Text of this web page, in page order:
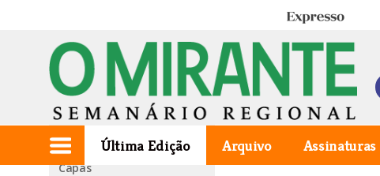
Expresso
Última Edição Arquivo Assinaturas
1ª página
Agora falo eu
Capas